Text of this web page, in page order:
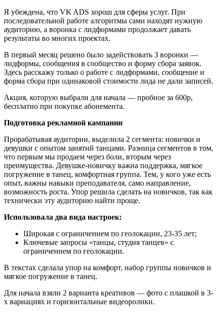
Я убеждена, что VK ADS хорош для сферы услуг. При
последовательной работе алгоритмы сами находят нужную
аудиторию, а воронка с лидформами продолжает давать
результаты во многих проектах.
В первый месяц решено было задействовать 3 воронки —
лидформы, сообщения в сообщество и форму сбора заявок.
Здесь расскажу только о работе с лидформами, сообщение и
форма сбора при одинаковой стоимости лида не дали записей.
Акция, которую выбрали для начала — пробное за 600р,
бесплатно при покупке абонемента.
Подготовка рекламной кампании
Прорабатывая аудитории, выделила 2 сегмента: новички и
девушки с опытом занятий танцами. Разница сегментов в том,
что первым мы продаем через боли, вторым через
преимущества. Девушке-новичку важна поддержка, мягкое
погружение в танец, комфортная группа. Тем, у кого уже есть
опыт, важны навыки преподавателя, само направление,
возможность роста. Упор решила сделать на новичков, так как
технически эту аудиторию найти проще.
Использовала два вида настроек:
Широкая с ограничением по геолокации, 23-35 лет;
Ключевые запросы «танцы, студия танцев» с
ограничением по геолокации.
В текстах сделала упор на комфорт, набор группы новичков и
мягкое погружение в танец.
Для начала взяли 2 варианта креативов — фото с плашкой в 3-
х вариациях и горизонтальные видеоролики.